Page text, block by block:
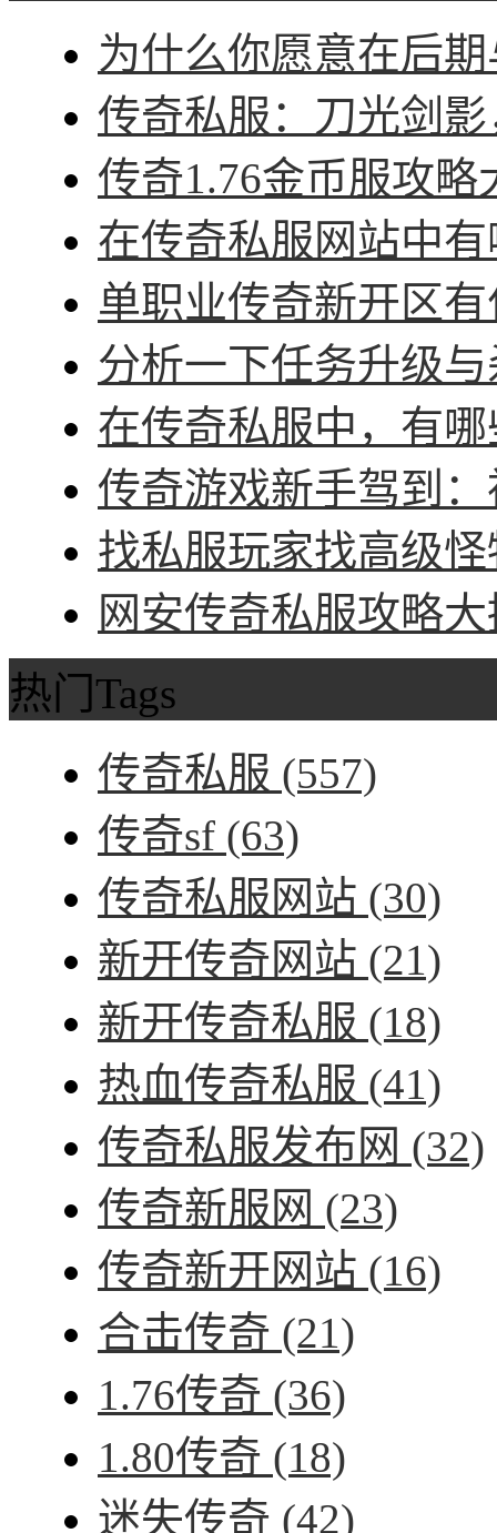
为什么你愿意在后
传奇私服：刀光剑
传奇1.76金币服攻
在传奇私服网站中
单职业传奇新开区
分析一下任务升级
在传奇私服中，有
传奇游戏新手驾到
找私服玩家找高级
网安传奇私服攻略
热门Tags
传奇私服 (557)
传奇sf (63)
传奇私服网站 (30)
新开传奇网站 (21)
新开传奇私服 (18)
热血传奇私服 (41)
传奇私服发布网 (32)
传奇新服网 (23)
传奇新开网站 (16)
合击传奇 (21)
1.76传奇 (36)
1.80传奇 (18)
迷失传奇 (42)